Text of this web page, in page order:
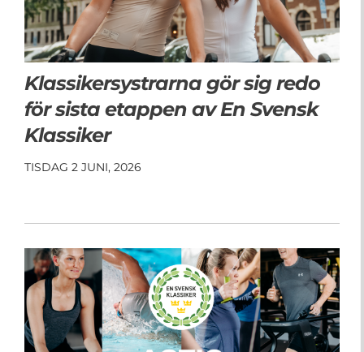
Klassikersystrarna gör sig redo
för sista etappen av En Svensk
Klassiker
TISDAG 2 JUNI, 2026